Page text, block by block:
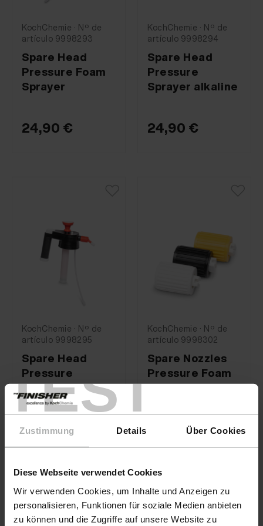
TEST
Zustimmung Details Über Cookies
Diese Webseite verwendet Cookies
Wir verwenden Cookies, um Inhalte und Anzeigen zu
personalisieren, Funktionen für soziale Medien anbieten
zu können und die Zugriffe auf unsere Website zu
KochChemie · Nº de
artículo 9998293
Spare Head
Pressure Foam
Sprayer
24,90 €
KochChemie · Nº de
artículo 9998294
Spare Head
Pressure
Sprayer alkaline
24,90 €
KochChemie · Nº de
artículo 9998295
Spare Head
Pressure
Sprayer acid
24,90 €
KochChemie · Nº de
artículo 9998302
Spare Nozzles
Pressure Foam
Sprayer
13,90 €